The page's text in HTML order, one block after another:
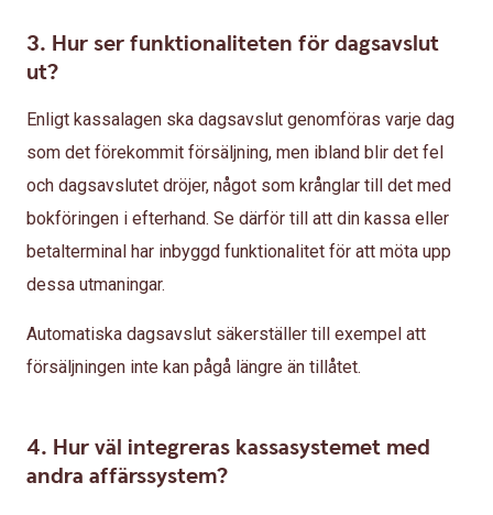
3. Hur ser funktionaliteten för dagsavslut
ut?
Enligt kassalagen ska dagsavslut genomföras varje dag
som det förekommit försäljning, men ibland blir det fel
och dagsavslutet dröjer, något som krånglar till det med
bokföringen i efterhand. Se därför till att din kassa eller
betalterminal har inbyggd funktionalitet för att möta upp
dessa utmaningar.
Automatiska dagsavslut säkerställer till exempel att
försäljningen inte kan pågå längre än tillåtet.
4. Hur väl integreras kassasystemet med
andra affärssystem?